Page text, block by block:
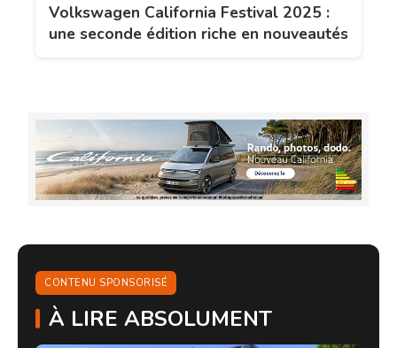
Volkswagen California Festival 2025 :
une seconde édition riche en nouveautés
CONTENU SPONSORISÉ
À LIRE ABSOLUMENT